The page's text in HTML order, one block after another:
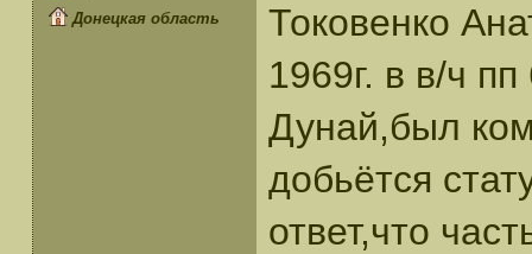
Донецкая область
Токовенко
1969г. в в/ч
Дунай,был
добьётся
ответ,что